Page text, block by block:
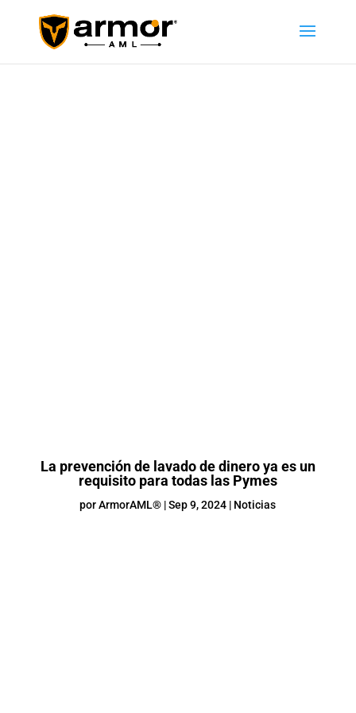
La prevención de lavado de dinero ya es un
requisito para todas las Pymes
porArmorAML® |Sep 9, 2024 | Noticias